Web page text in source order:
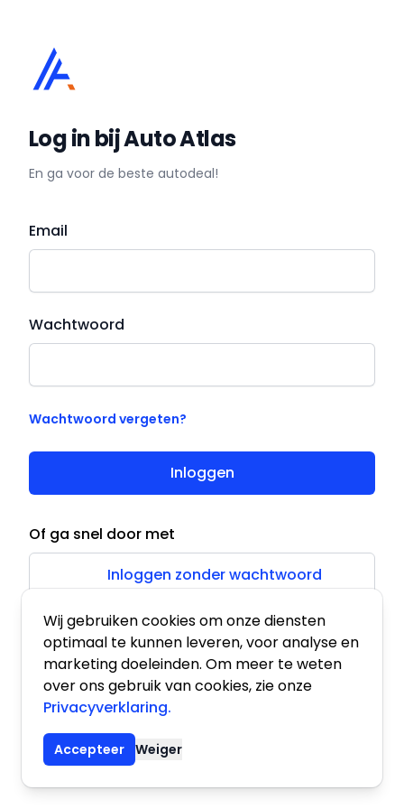
Wij gebruiken cookies om onze diensten
optimaal te kunnen leveren, voor analyse en
marketing doeleinden. Om meer te weten
over ons gebruik van cookies, zie onze
Privacyverklaring.
Accepteer Weiger
Log in bij Auto Atlas
En ga voor de beste autodeal!
Email
Wachtwoord
Wachtwoord vergeten?
Inloggen
Of ga snel door met
Inloggen zonder wachtwoord